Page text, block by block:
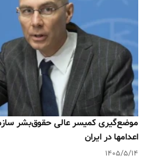
موضع‌گیری کمیسر عالی حقوق‌بشر
اعدامها در ایران
۱۴۰۵/۵/۱۴